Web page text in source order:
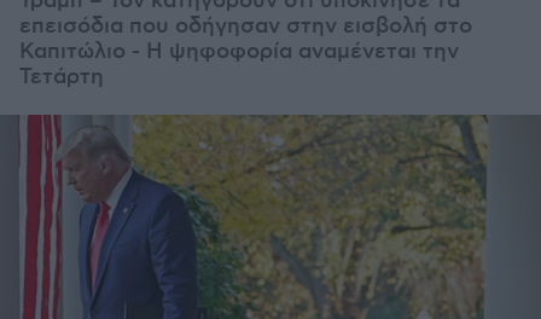
επεισόδια που οδήγησαν στην εισβολή στο
Καπιτώλιο - Η ψηφοφορία αναμένεται την
Τετάρτη